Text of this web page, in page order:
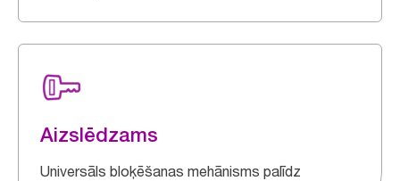
Aizslēdzams
Universāls bloķēšanas mehānisms palīdz